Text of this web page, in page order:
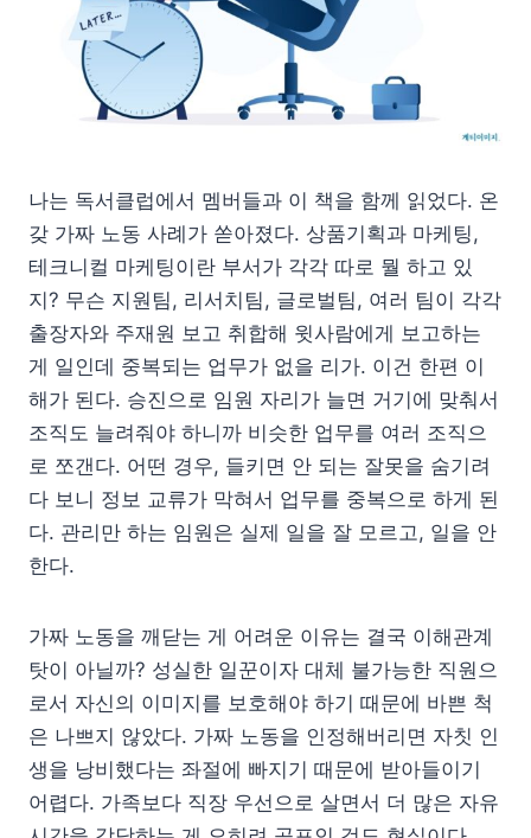
나는 독서클럽에서 멤버들과 이 책을 함께 읽었다. 온
갖 가짜 노동 사례가 쏟아졌다. 상품기획과 마케팅,
테크니컬 마케팅이란 부서가 각각 따로 뭘 하고 있
지? 무슨 지원팀, 리서치팀, 글로벌팀, 여러 팀이 각각
출장자와 주재원 보고 취합해 윗사람에게 보고하는
게 일인데 중복되는 업무가 없을 리가. 이건 한편 이
해가 된다. 승진으로 임원 자리가 늘면 거기에 맞춰서
조직도 늘려줘야 하니까 비슷한 업무를 여러 조직으
로 쪼갠다. 어떤 경우, 들키면 안 되는 잘못을 숨기려
다 보니 정보 교류가 막혀서 업무를 중복으로 하게 된
다. 관리만 하는 임원은 실제 일을 잘 모르고, 일을 안
한다.
가짜 노동을 깨닫는 게 어려운 이유는 결국 이해관계
탓이 아닐까? 성실한 일꾼이자 대체 불가능한 직원으
로서 자신의 이미지를 보호해야 하기 때문에 바쁜 척
은 나쁘지 않았다. 가짜 노동을 인정해버리면 자칫 인
생을 낭비했다는 좌절에 빠지기 때문에 받아들이기
어렵다. 가족보다 직장 우선으로 살면서 더 많은 자유